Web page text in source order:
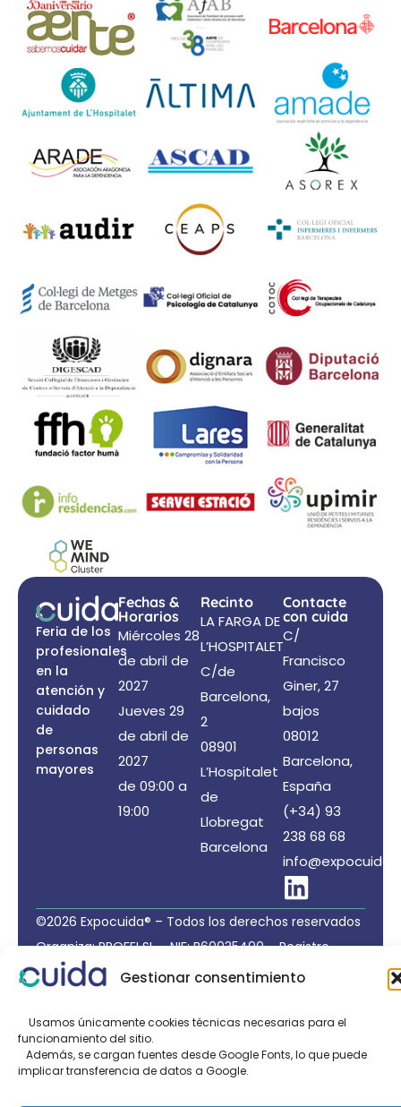
Gestionar consentimiento
Usamos únicamente cookies técnicas necesarias para el
funcionamiento del sitio.
Además, se cargan fuentes desde Google Fonts, lo que puede
implicar transferencia de datos a Google.
Feria de los
profesionales
en la
atención y
cuidado
de
personas
mayores
Fechas &
Horarios
Miércoles 28
de abril de
2027
Jueves 29
de abril de
2027
de 09:00 a
19:00
Recinto
LA FARGA DE
L’HOSPITALET
C/de
Barcelona,
2
08901
L’Hospitalet
de
Llobregat
Barcelona
Contacte
con cuida
C/
Francisco
Giner, 27
bajos
08012
Barcelona,
España
(+34) 93
238 68 68
©2026 Expocuida® – Todos los derechos reservados
Organiza: PROFEI SL – NIF: B60035490 – Registro
Mercantil: folio 22, tomo 22.184 hoja nºB-32669
/Aviso legal
Organizado por: